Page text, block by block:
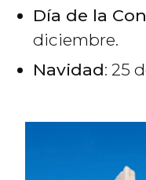
Día de la
diciembre.
Navidad: 25